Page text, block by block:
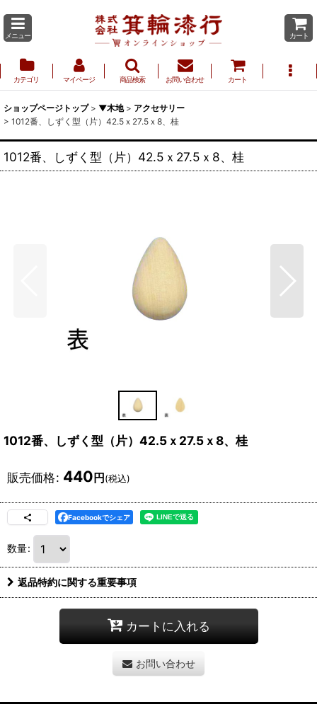
メニュー カート
カテゴリ マイページ 商品検索 お問い合わせ カート
ショップページトップ > ▼木地 > アクセサリー
> 1012番、しずく型（片）42.5ｘ27.5ｘ8、桂
1012番、しずく型（片）42.5ｘ27.5ｘ8、桂
1012番、しずく型（片）42.5ｘ27.5ｘ8、桂
販売価格: 440円(税込)
Facebookでシェア
数量:
返品特約に関する重要事項
カートに入れる
お問い合わせ